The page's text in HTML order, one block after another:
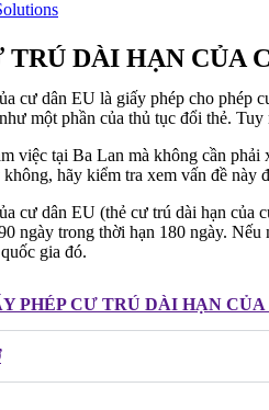
TRÚ DÀI HẠN CỦA
cư dân EU là giấy phép cho phép
một phần của thủ tục đổi thẻ.
việc tại Ba Lan mà không cần
hãy kiểm tra xem vấn đề
cư dân EU (thẻ cư trú dài hạn
ngày trong thời hạn 180 ngày.
gia đó.
PHÉP CƯ TRÚ DÀI HẠN CỦA